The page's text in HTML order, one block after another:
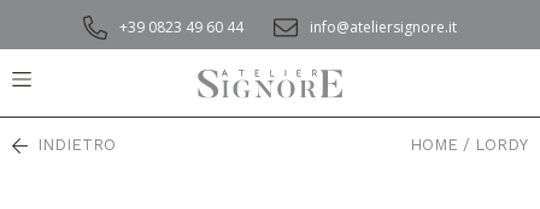
+39 0823 49 60 44 info@ateliersignore.it
INDIETRO HOME / LORDY